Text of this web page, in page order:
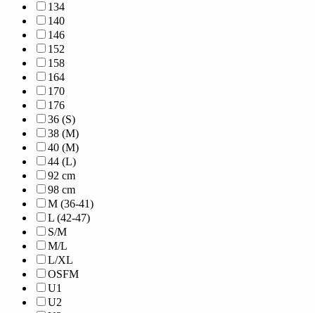
134
140
146
152
158
164
170
176
36 (S)
38 (M)
40 (M)
44 (L)
92 cm
98 cm
M (36-41)
L (42-47)
S/M
M/L
L/XL
OSFM
U1
U2